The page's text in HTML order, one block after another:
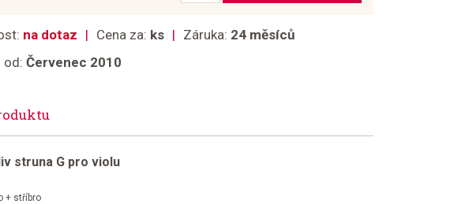
na dotaz Cena za: ks Záruka: 24 měsíců
od: Červenec 2010
struna G pro violu
+ stříbro